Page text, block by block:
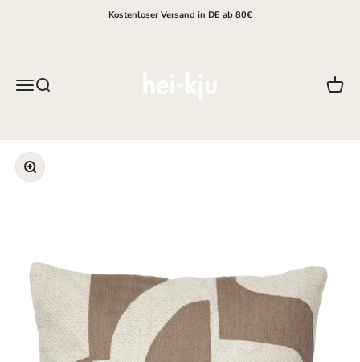
Kostenloser Versand in DE ab 80€
MenüSuche
Bild vergrößern